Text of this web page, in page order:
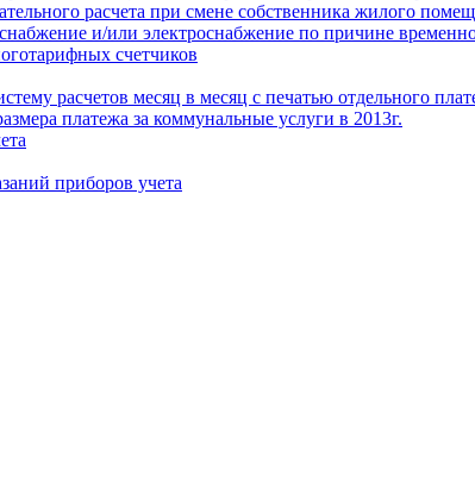
расчета при смене собственника жилого
и/или электроснабжение по причине
счетчиков
расчетов месяц в месяц с печатью отдельного
платежа за коммунальные услуги в 2013г.
приборов учета